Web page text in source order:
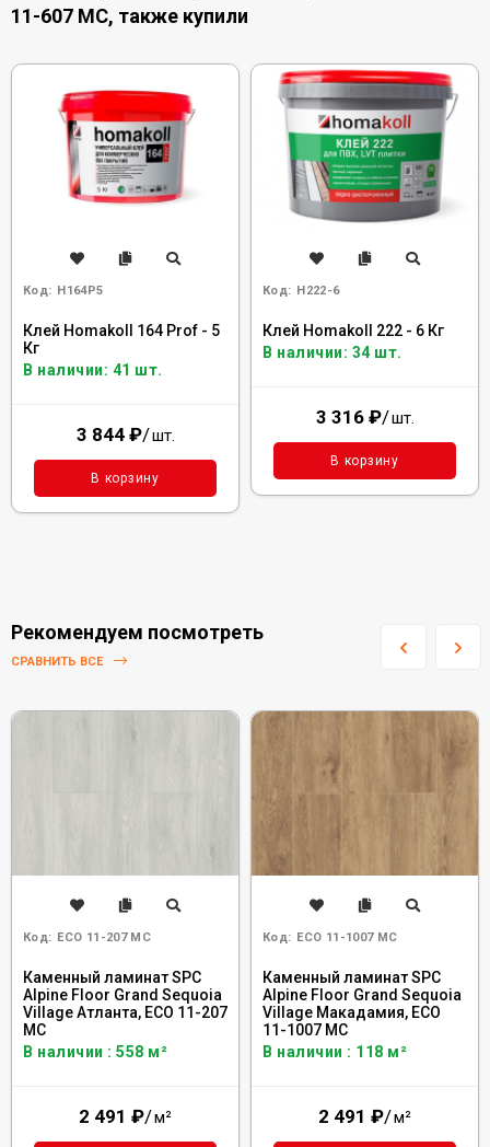
11-607 MC, также купили
Код: H164P5
Клей Homakoll 164 Prof - 5
Кг
В наличии: 41 шт.
3 844 ₽/шт.
В корзину
Код: H222-6
Клей Homakoll 222 - 6 Кг
В наличии: 34 шт.
3 316 ₽/шт.
В корзину
Рекомендуем посмотреть
СРАВНИТЬ ВСЕ
Код: ECO 11-207 MC
Каменный ламинат SPC
Alpine Floor Grand Sequoia
Village Атланта, ECO 11-207
MC
В наличии : 558 м²
2 491 ₽/м²
Код: ECO 11-1007 MC
Каменный ламинат SPC
Alpine Floor Grand Sequoia
Village Макадамия, ECO
11-1007 MC
В наличии : 118 м²
2 491 ₽/м²